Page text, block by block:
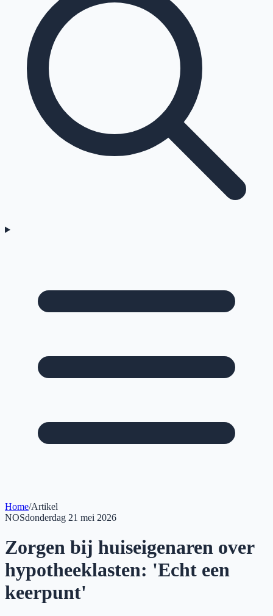
Home/Artikel
NOSdonderdag 21 mei 2026
Zorgen bij huiseigenaren over
hypotheeklasten: 'Echt een
keerpunt'